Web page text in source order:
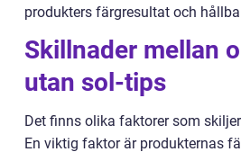
produkters färgresultat och
Skillnader mellan
utan sol-tips
Det finns olika faktorer som
En viktig faktor är produkternas